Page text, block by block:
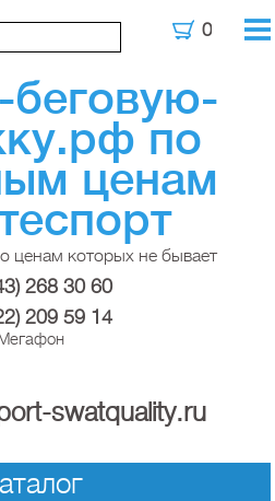
беговую-
по
ценам
ценам которых не бывает
268 30 60
209 59 14
swatquality.ru